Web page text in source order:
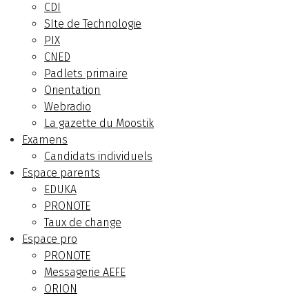
CDI
SIte de Technologie
PIX
CNED
Padlets primaire
Orientation
Webradio
La gazette du Moostik
Examens
Candidats individuels
Espace parents
EDUKA
PRONOTE
Taux de change
Espace pro
PRONOTE
Messagerie AEFE
ORION